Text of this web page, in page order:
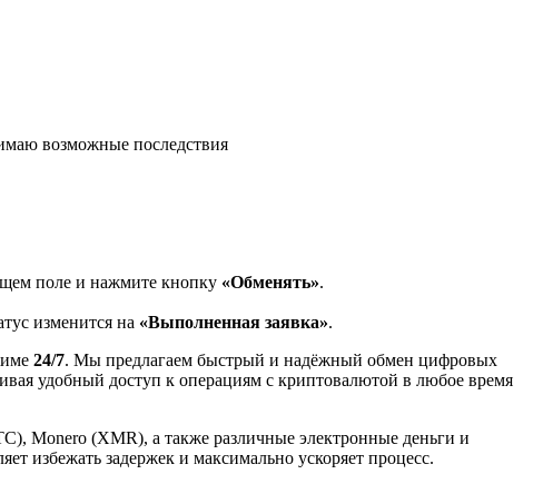
возможные последствия
поле и нажмите кнопку «Обменять».
изменится на «Выполненная заявка».
24/7. Мы предлагаем быстрый и надёжный обмен цифровых
удобный доступ к операциям с криптовалютой в любое время
Monero (XMR), а также различные электронные деньги и
избежать задержек и максимально ускоряет процесс.